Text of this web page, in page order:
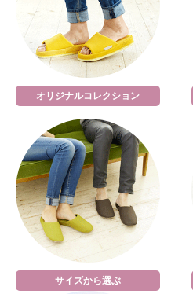
オリジナルコレクション
サイズから選ぶ